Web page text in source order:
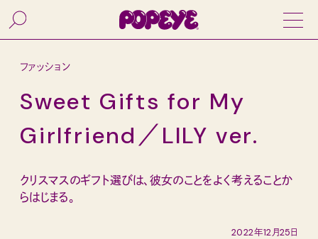
ファッション
Sweet Gifts for My
Girlfriend／LILY ver.
クリスマスのギフト選びは、彼女のことをよく考えることか
らはじまる。
2022年12月25日